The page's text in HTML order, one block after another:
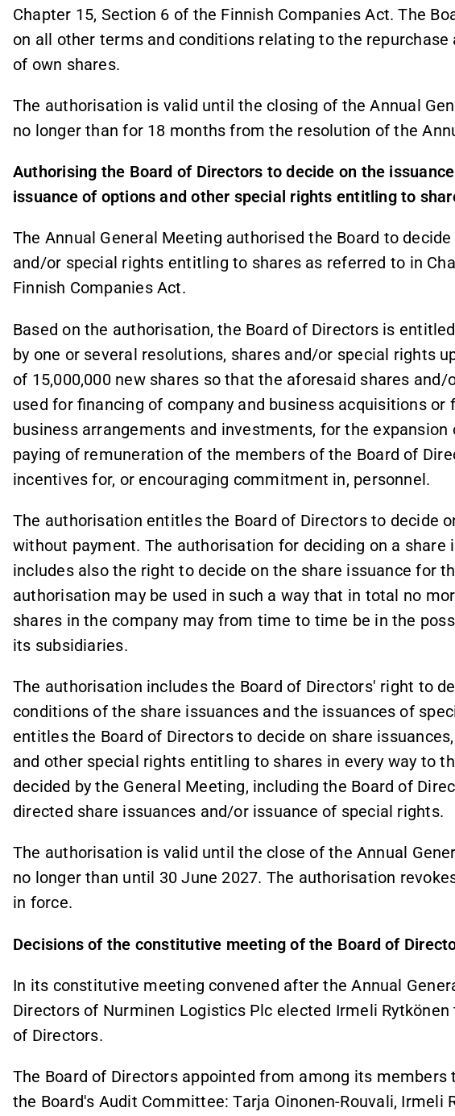
Chapter 15, Section 6 of the Finnish Companies Act. The
on all other terms and conditions relating to the
of own shares.
The authorisation is valid until the closing of the Annual
no longer than for 18 months from the resolution of the
Authorising the Board of Directors to decide on the
issuance of options and other special rights entitling to
The Annual General Meeting authorised the Board to
and/or special rights entitling to shares as referred to in
Finnish Companies Act.
Based on the authorisation, the Board of Directors is
by one or several resolutions, shares and/or special rights
of 15,000,000 new shares so that the aforesaid shares
used for financing of company and business acquisitions or
business arrangements and investments, for the
paying of remuneration of the members of the Board of
incentives for, or encouraging commitment in, personnel.
The authorisation entitles the Board of Directors to decide
without payment. The authorisation for deciding on a share
includes also the right to decide on the share issuance for
authorisation may be used in such a way that in total no
shares in the company may from time to time be in the
its subsidiaries.
The authorisation includes the Board of Directors' right to
conditions of the share issuances and the issuances of
entitles the Board of Directors to decide on share
and other special rights entitling to shares in every way to
decided by the General Meeting, including the Board of
directed share issuances and/or issuance of special rights.
The authorisation is valid until the close of the Annual
no longer than until 30 June 2027. The authorisation
in force.
Decisions of the constitutive meeting of the Board of
In its constitutive meeting convened after the Annual
Directors of Nurminen Logistics Plc elected Irmeli
of Directors.
The Board of Directors appointed from among its
the Board's Audit Committee: Tarja Oinonen-Rouvali, Irmeli